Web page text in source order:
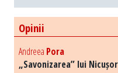
Opinii
Andreea Pora
„Savonizarea” lui